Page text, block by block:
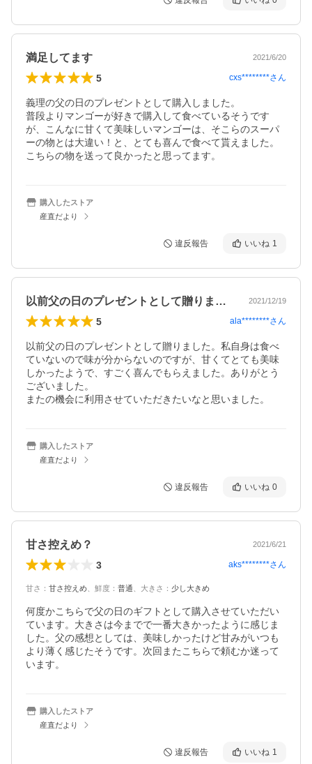
満足してます 2021/6/20
5 cxs********さん
義理の父の日のプレゼントとして購入しました。
普段よりマンゴーが好きで購入して食べているそうです
が、こんなに甘くて美味しいマンゴーは、そこらのスーパ
ーの物とは大違い！と、とても喜んで食べて貰えました。
こちらの物を送って良かったと思ってます。
購入したストア
産直だより
違反報告 いいね 1
以前父の日のプレゼントとして贈りました… 2021/12/19
5 ala********さん
以前父の日のプレゼントとして贈りました。私自身は食べ
ていないので味が分からないのですが、甘くてとても美味
しかったようで、すごく喜んでもらえました。ありがとう
ございました。
またの機会に利用させていただきたいなと思いました。
購入したストア
産直だより
違反報告 いいね 0
甘さ控えめ？ 2021/6/21
3 aks********さん
甘さ ： 甘さ控えめ 鮮度 ： 普通 大きさ ： 少し大きめ
何度かこちらで父の日のギフトとして購入させていただい
ています。大きさは今までで一番大きかったように感じま
した。父の感想としては、美味しかったけど甘みがいつも
より薄く感じたそうです。次回またこちらで頼むか迷って
います。
購入したストア
産直だより
違反報告 いいね 1